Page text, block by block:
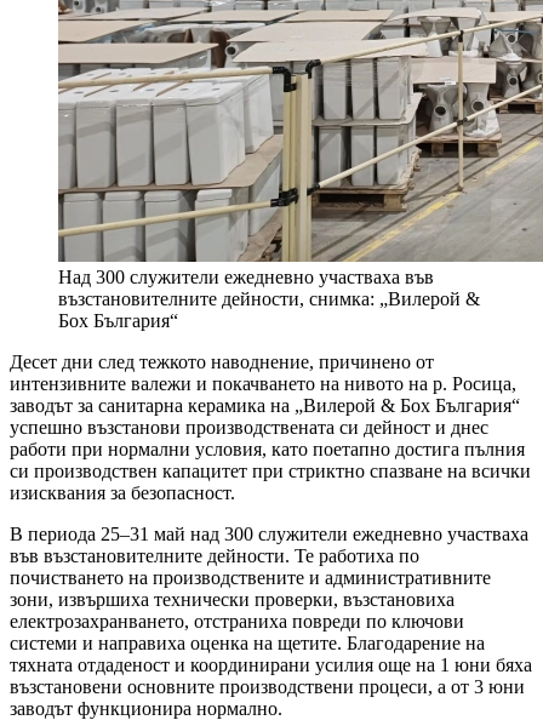
Над 300 служители ежедневно участваха във
възстановителните дейности, снимка: „Вилерой &
Бох България“
Десет дни след тежкото наводнение, причинено от
интензивните валежи и покачването на нивото на р. Росица,
заводът за санитарна керамика на „Вилерой & Бох България“
успешно възстанови производствената си дейност и днес
работи при нормални условия, като поетапно достига пълния
си производствен капацитет при стриктно спазване на всички
изисквания за безопасност.
В периода 25–31 май над 300 служители ежедневно участваха
във възстановителните дейности. Те работиха по
почистването на производствените и административните
зони, извършиха технически проверки, възстановиха
електрозахранването, отстраниха повреди по ключови
системи и направиха оценка на щетите. Благодарение на
тяхната отдаденост и координирани усилия още на 1 юни бяха
възстановени основните производствени процеси, а от 3 юни
заводът функционира нормално.